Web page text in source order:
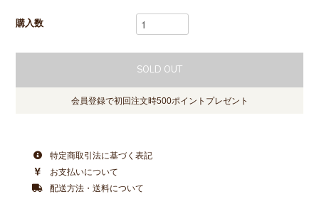
購入数
SOLD OUT
会員登録で初回注文時500ポイントプレゼント
特定商取引法に基づく表記
お支払いについて
配送方法・送料について